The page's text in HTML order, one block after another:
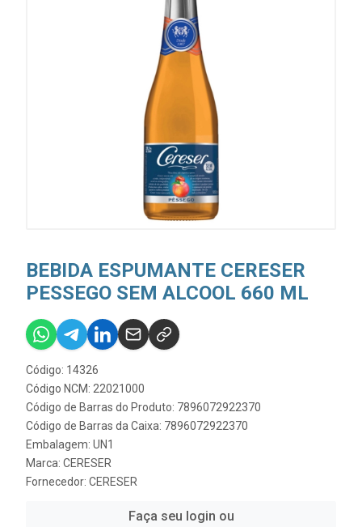
BEBIDA ESPUMANTE CERESER
PESSEGO SEM ALCOOL 660 ML
Código: 14326
Código NCM: 22021000
Código de Barras do Produto: 7896072922370
Código de Barras da Caixa: 7896072922370
Embalagem: UN1
Marca: CERESER
Fornecedor: CERESER
Faça seu login ou